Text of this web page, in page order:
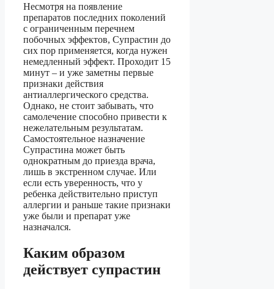
Несмотря на появление
препаратов последних поколений
с ограниченным перечнем
побочных эффектов, Супрастин до
сих пор применяется, когда нужен
немедленный эффект. Проходит 15
минут – и уже заметны первые
признаки действия
антиаллергического средства.
Однако, не стоит забывать, что
самолечение способно привести к
нежелательным результатам.
Самостоятельное назначение
Супрастина может быть
однократным до приезда врача,
лишь в экстренном случае. Или
если есть уверенность, что у
ребенка действительно приступ
аллергии и раньше такие признаки
уже были и препарат уже
назначался.
Каким образом
действует супрастин